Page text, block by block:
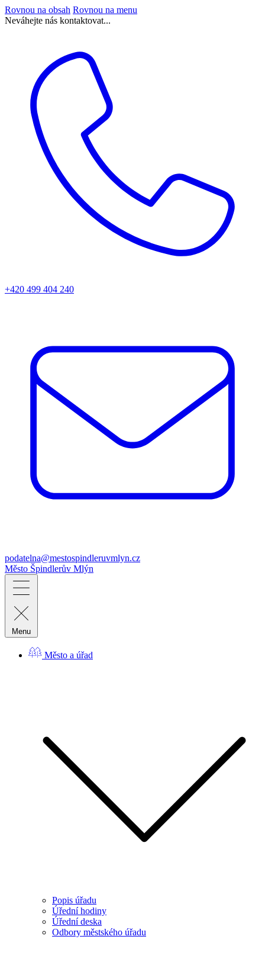
Rovnou na obsah Rovnou na menu
Neváhejte nás kontaktovat...
+420 499 404 240
podatelna@mestospindleruvmlyn.cz
Město Špindlerův Mlýn
Menu
Město a úřad
Popis úřadu
Úřední hodiny
Úřední deska
Odbory městského úřadu